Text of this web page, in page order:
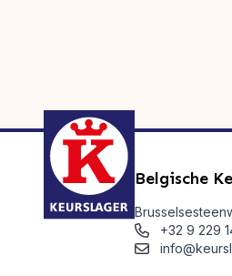
Belgische
+32 9 229